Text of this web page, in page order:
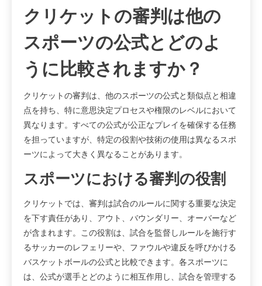
クリケットの審判は他の
スポーツの公式とどのよ
うに比較されますか？
クリケットの審判は、他のスポーツの公式と類似点と相違
点を持ち、特に意思決定プロセスや権限のレベルにおいて
異なります。すべての公式が公正なプレイを確保する任務
を担っていますが、特定の役割や技術の使用は異なるスポ
ーツによって大きく異なることがあります。
スポーツにおける審判の役割
クリケットでは、審判は試合のルールに関する重要な決定
を下す責任があり、アウト、バウンダリー、オーバーなど
が含まれます。この役割は、試合を監督しルールを施行す
るサッカーのレフェリーや、ファウルや違反を呼びかける
バスケットボールの公式と比較できます。各スポーツに
は、公式が選手とどのように相互作用し、試合を管理する